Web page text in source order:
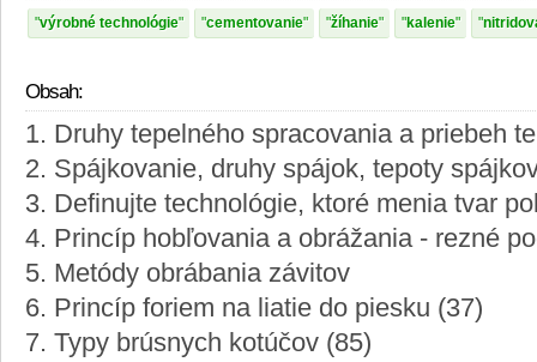
výrobné technológie cementovanie žíhanie kalenie
Obsah:
1. Druhy tepelného spracovania a priebeh
2. Spájkovanie, druhy spájok, tepoty
3. Definujte technológie, ktoré menia tvar
4. Princíp hobľovania a obrážania - rezné
5. Metódy obrábania závitov
6. Princíp foriem na liatie do piesku (37)
7. Typy brúsnych kotúčov (85)